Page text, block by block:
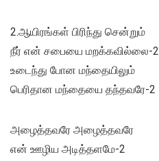
2.ஆயிரங்கள் பிரிந்து சென்றும்
நீர் என் சபையை மறக்கவில்லை-2
உடைந்து போன மந்தையிலும்
பெரிதான மந்தையை தந்தவரே-2
அழைத்தவரே அழைத்தவரே
என் ஊழிய அடித்தளமே-2